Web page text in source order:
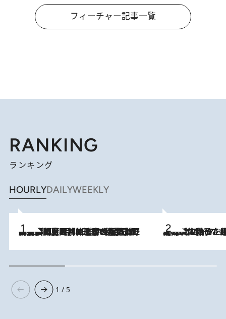
フィーチャー記事一覧
RANKING
ランキング
HOURLYDAILYWEEKLY
2026.8.8
「最後に見られてよかった」上野動物園の東園パンダ舎が解体前に特別公開。8月16日まで延長されたパネル展と共に辿る“半世紀”のパンダ飼育《解体工事の図面あり》 2026.8.5
【阿川佐和子さんの年とる力】なぜ70代で始めた趣味は“こんなに楽しい”のか？ ピアノ、俳句…スランプに陥っても続けられる“ある秘訣”とは
1 / 5